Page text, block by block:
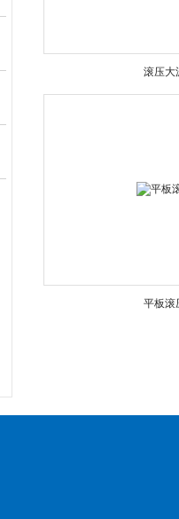
滚压大
平板滚